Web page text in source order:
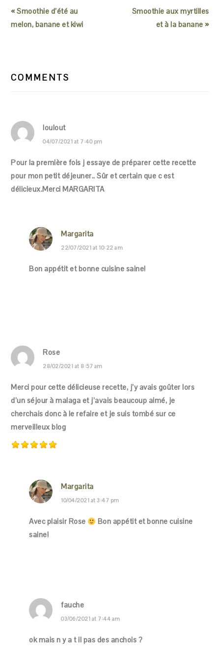
« Smoothie d’été au
melon, banane et kiwi
Smoothie aux myrtilles
et à la banane »
INTERACTIONS
COMMENTS
loulout
04/07/2021 at 7:40 pm
Pour la première fois j essaye de préparer cette recette
pour mon petit déjeuner.. Sûr et certain que c est
délicieux.Merci MARGARITA
Margarita
22/07/2021 at 10:22 am
Bon appétit et bonne cuisine saine!
Rose
28/02/2021 at 8:57 am
Merci pour cette délicieuse recette, j’y avais goûter lors
d’un séjour à malaga et j’avais beaucoup aimé, je
cherchais donc à le refaire et je suis tombé sur ce
merveilleux blog
Margarita
10/04/2021 at 3:47 pm
Avec plaisir Rose
Bon appétit et bonne cuisine
saine!
fauche
03/06/2021 at 7:44 am
ok mais n y a t il pas des anchois ?